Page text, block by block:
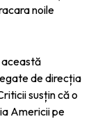
noile
această
de direcția
susțin că o
Americii pe